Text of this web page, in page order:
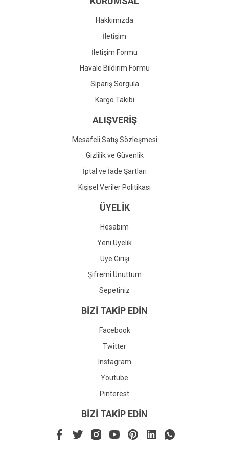
Gönder
Hakkımızda
İletişim
İletişim Formu
Havale Bildirim Formu
Sipariş Sorgula
Kargo Takibi
ALIŞVERİŞ
Mesafeli Satış Sözleşmesi
Gizlilik ve Güvenlik
İptal ve İade Şartları
Kişisel Veriler Politikası
ÜYELİK
Hesabım
Yeni Üyelik
Üye Girişi
Şifremi Unuttum
Sepetiniz
BİZİ TAKİP EDİN
Facebook
Twitter
Instagram
Youtube
Pinterest
BİZİ TAKİP EDİN